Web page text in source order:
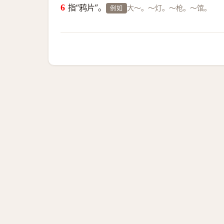
指“鸦片”。 例如 大～。～灯。～枪。～馆。